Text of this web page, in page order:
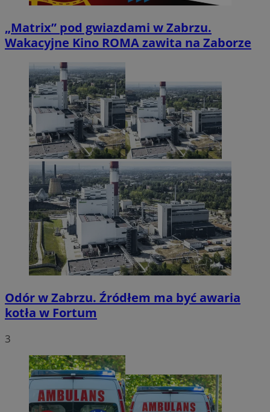
„Matrix” pod gwiazdami w Zabrzu.
Wakacyjne Kino ROMA zawita na Zaborze
Odór w Zabrzu. Źródłem ma być awaria
kotła w Fortum
3